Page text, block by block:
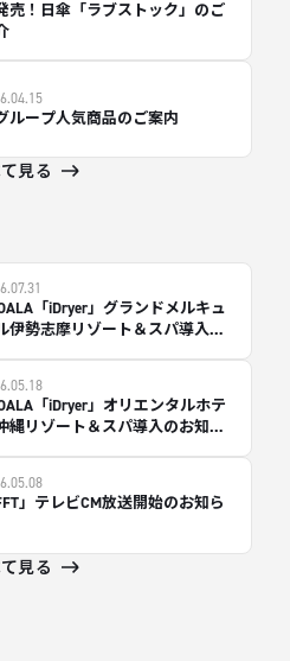
売！日傘「ラブストック」のご
ループ人気商品のご案内
見る
「iDryer」グランドメルキュ
伊勢志摩リゾート＆スパ導入の
「iDryer」オリエンタルホテ
縄リゾート＆スパ導入のお知ら
」テレビCM放送開始のお知ら
見る